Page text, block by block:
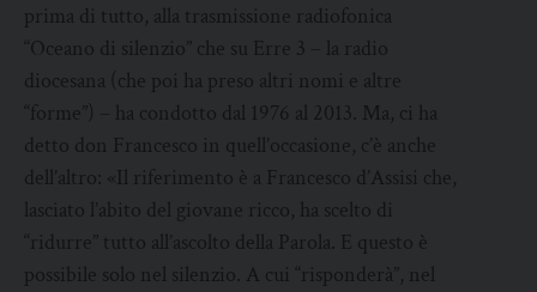
prima di tutto, alla trasmissione radiofonica
“Oceano di silenzio” che su Erre 3 – la radio
diocesana (che poi ha preso altri nomi e altre
“forme”) – ha condotto dal 1976 al 2013. Ma, ci ha
detto don Francesco in quell’occasione, c’è anche
dell’altro: «Il riferimento è a Francesco d’Assisi che,
lasciato l’abito del giovane ricco, ha scelto di
“ridurre” tutto all’ascolto della Parola. E questo è
possibile solo nel silenzio. A cui “risponderà”, nel